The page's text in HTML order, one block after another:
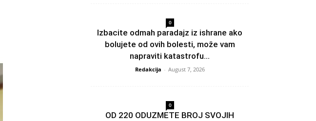
0
Izbacite odmah paradajz iz ishrane ako
bolujete od ovih bolesti, može vam
napraviti katastrofu...
Redakcija - August 7, 2026
0
OD 220 ODUZMETE BROJ SVOJIH